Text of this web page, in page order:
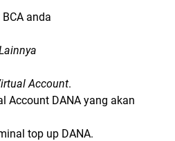
anda
Account.
Account DANA yang akan
top up DANA.